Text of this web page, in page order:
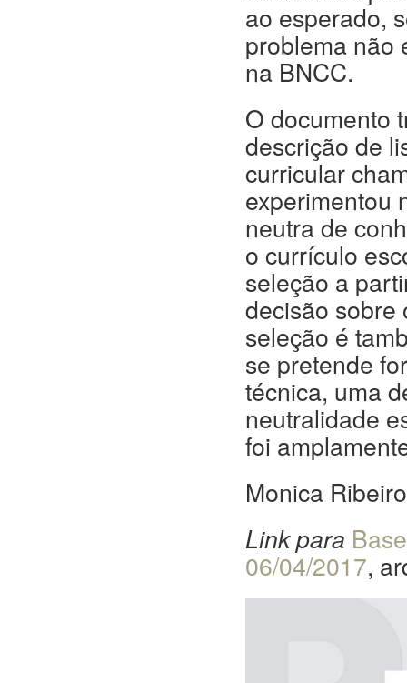
ao esperado,
problema não
na BNCC.
O documento
descrição de
curricular
experimentou
neutra de
o currículo
seleção a
decisão sobre
seleção é
se pretende
técnica, uma
neutralidade
foi
Monica
Link para
06/04/2017,